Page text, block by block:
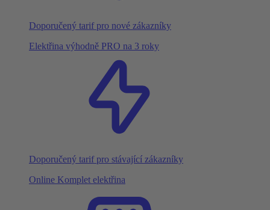
Doporučený tarif pro nové zákazníky
Elektřina výhodně PRO na 3 roky
Doporučený tarif pro stávající zákazníky
Online Komplet elektřina